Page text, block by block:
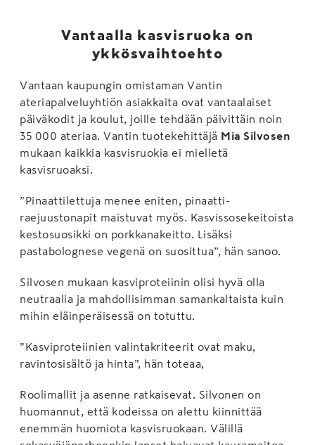
Vantaalla kasvisruoka on
ykkösvaihtoehto
Vantaan kaupungin omistaman Vantin
ateriapalveluyhtiön asiakkaita ovat vantaalaiset
päiväkodit ja koulut, joille tehdään päivittäin noin
35 000 ateriaa. Vantin tuotekehittäjä Mia Silvosen
mukaan kaikkia kasvisruokia ei mielletä
kasvisruoaksi.
”Pinaattilettuja menee eniten, pinaatti-
raejuustonapit maistuvat myös. Kasvissosekeitoista
kestosuosikki on porkkanakeitto. Lisäksi
pastabolognese vegenä on suosittua”, hän sanoo.
Silvosen mukaan kasviproteiinin olisi hyvä olla
neutraalia ja mahdollisimman samankaltaista kuin
mihin eläinperäisessä on totuttu.
”Kasviproteiinien valintakriteerit ovat maku,
ravintosisältö ja hinta”, hän toteaa,
Roolimallit ja asenne ratkaisevat. Silvonen on
huomannut, että kodeissa on alettu kiinnittää
enemmän huomiota kasvisruokaan. Välillä